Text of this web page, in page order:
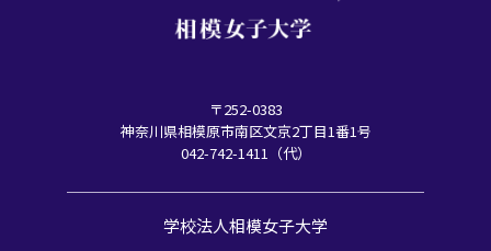
〒252-0383
神奈川県相模原市南区文京2丁目1番1号
042-742-1411（代）
学校法人相模女子大学